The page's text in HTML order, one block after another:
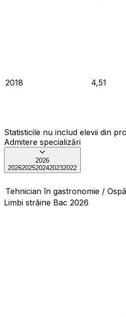
2018 4,51
Statisticile nu includ elevii din
Admitere specializări
2026
20262025202420232022
Tehnician în gastronomie /
Limbi străine Bac 2026